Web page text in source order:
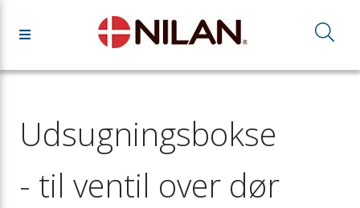
Udsugningsbokse
- til ventil over dør